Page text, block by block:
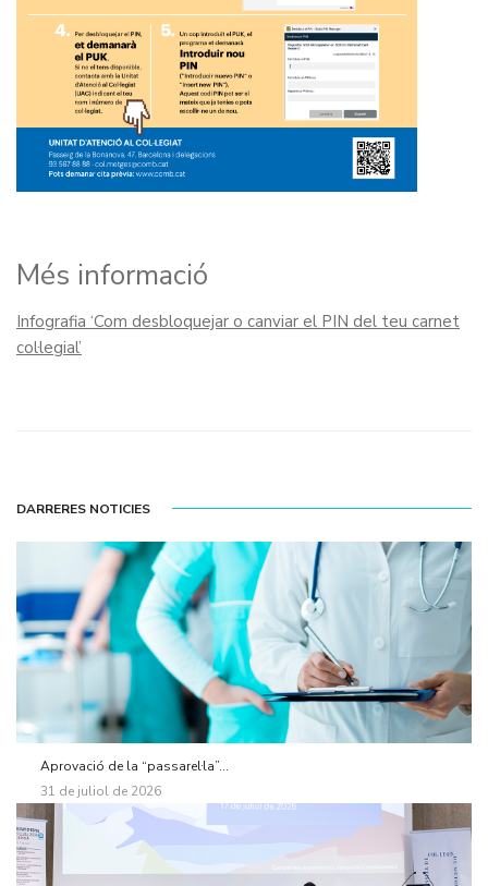
Més informació
Infografia ‘Com desbloquejar o canviar el PIN del teu carnet
col·legial’
DARRERES NOTICIES
Aprovació de la “passarel·la”...
31 de juliol de 2026